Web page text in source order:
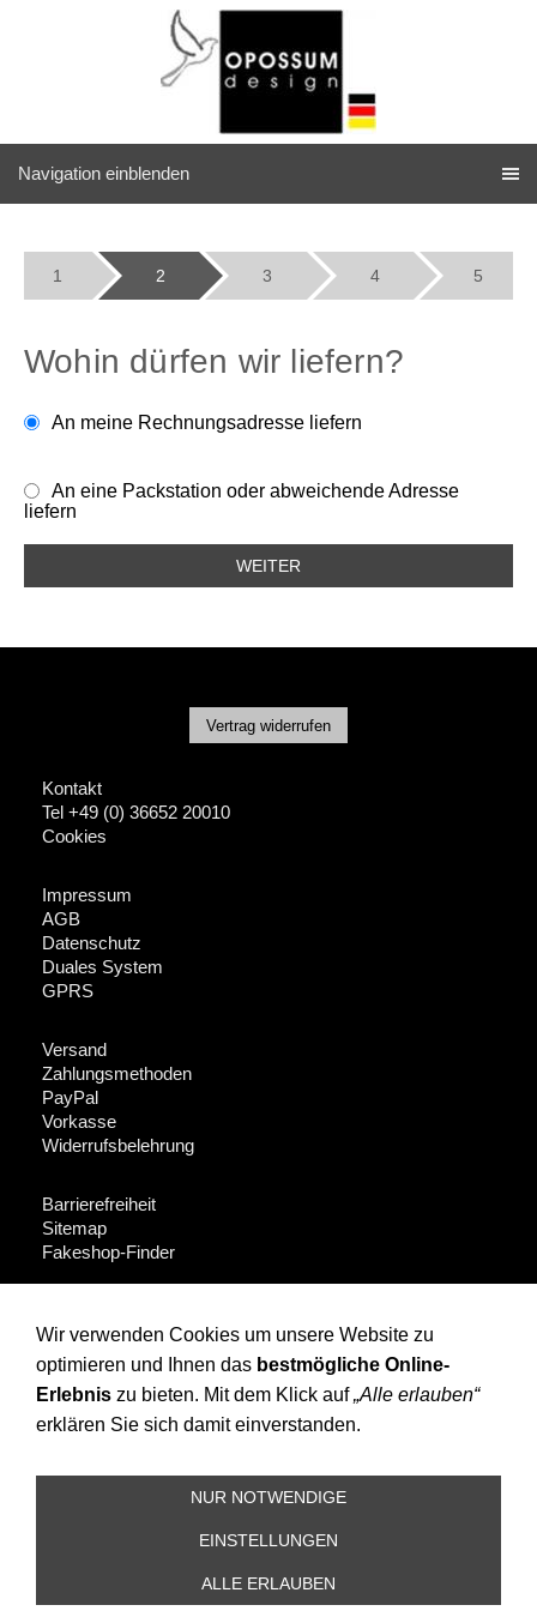
Navigation einblenden
1 2 3 4 5
Wohin dürfen wir liefern?
An meine Rechnungsadresse liefern
An eine Packstation oder abweichende Adresse
liefern
WEITER
Vertrag widerrufen
Kontakt
Tel +49 (0) 36652 20010
Cookies
Impressum
AGB
Datenschutz
Duales System
GPRS
Versand
Zahlungsmethoden
PayPal
Vorkasse
Widerrufsbelehrung
Barrierefreiheit
Sitemap
Fakeshop-Finder
Instagram
Facebook
und Texte sind urheberrechtlich, viele Produkte zusätzlich
per Designschutz, Gebrauchs- und Geschmacksmuster
Nachahmungen und anderweitigen Kopien werden juristisch
Wir verwenden Cookies um unsere Website zu
optimieren und Ihnen das bestmögliche Online-
Erlebnis zu bieten. Mit dem Klick auf„Alle erlauben“
erklären Sie sich damit einverstanden.
NUR NOTWENDIGE
EINSTELLUNGEN
ALLE ERLAUBEN